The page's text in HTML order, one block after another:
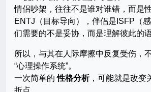
情侣吵架，往往不是谁对谁错，而是
ENTJ（目标导向），伴侣是ISFP（
们需要的不是妥协，而是理解彼此的语
所以，与其在人际摩擦中反复受伤，
“心理操作系统”。
一次简单的性格分析，可能就是改变
折点。